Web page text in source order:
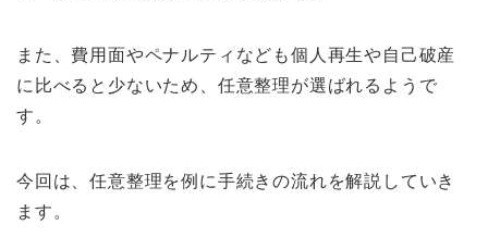
また、費用面やペナルティなども個人再生や自己破産
に比べると少ないため、任意整理が選ばれるようで
す。
今回は、任意整理を例に手続きの流れを解説していき
ます。